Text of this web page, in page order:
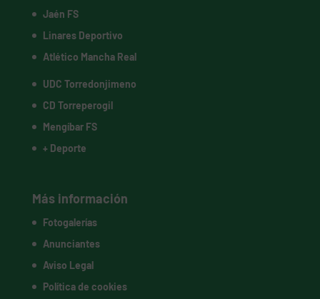
Jaén FS
Linares Deportivo
Atlético Mancha Real
UDC Torredonjimeno
CD Torreperogil
Mengíbar FS
+ Deporte
Más información
Fotogalerías
Anunciantes
Aviso Legal
Política de cookies